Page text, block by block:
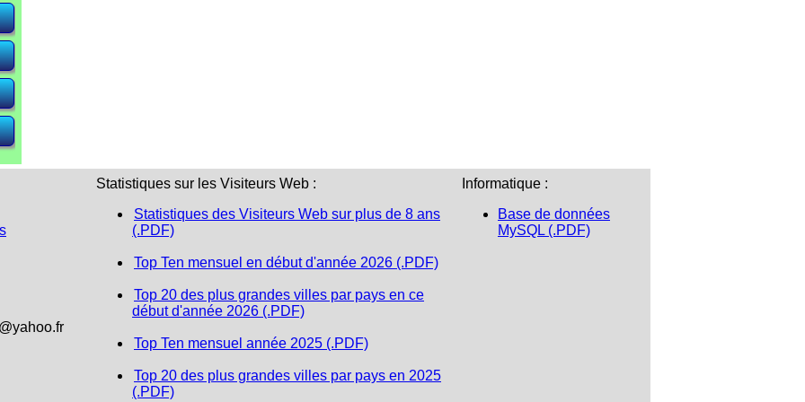
Statistiques sur les Visiteurs Web :
Statistiques des Visiteurs Web sur plus de 8 ans
(.PDF)
Top Ten mensuel en début d'année 2026 (.PDF)
Top 20 des plus grandes villes par pays en ce
début d'année 2026 (.PDF)
Top Ten mensuel année 2025 (.PDF)
Top 20 des plus grandes villes par pays en 2025
(.PDF)
Informatique :
Base de données
MySQL (.PDF)